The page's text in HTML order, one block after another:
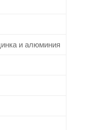
и алюминия